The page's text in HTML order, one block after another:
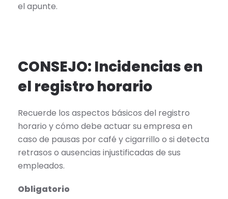
el apunte.
CONSEJO: Incidencias en
el registro horario
Recuerde los aspectos básicos del registro
horario y cómo debe actuar su empresa en
caso de pausas por café y cigarrillo o si detecta
retrasos o ausencias injustificadas de sus
empleados.
Obligatorio